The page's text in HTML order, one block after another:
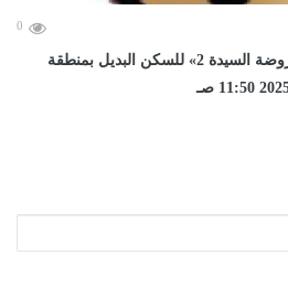
0
رئيس الوزراء يتفقد مشروع «روضة السيدة 2» للسكن البديل بمنطقة